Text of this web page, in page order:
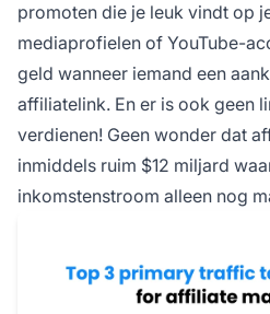
promoten die je leuk vindt op
mediaprofielen of YouTube-
geld wanneer iemand een
affiliatelink. En er is ook geen
verdienen! Geen wonder dat
inmiddels ruim $12 miljard
inkomstenstroom alleen nog